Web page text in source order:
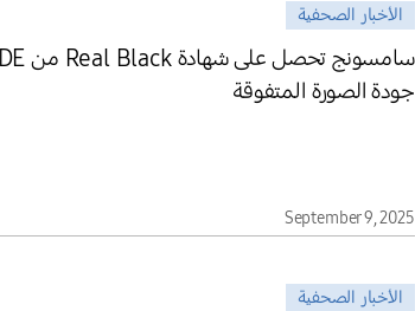
الأخبار الصحفية
جودة الصورة المتفوقة
September 9, 2025
الأخبار الصحفية